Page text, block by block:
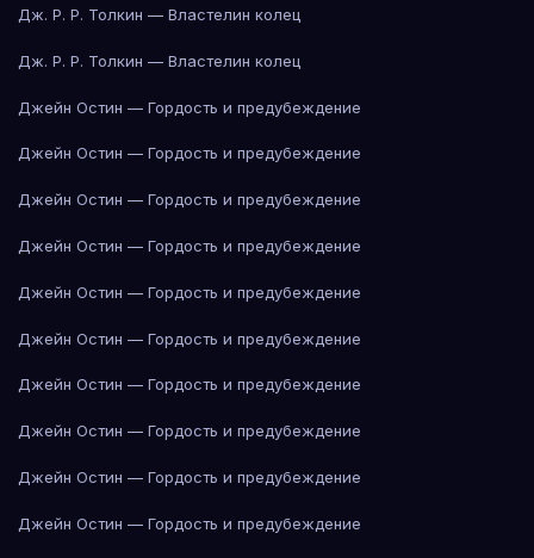
Дж. Р. Р. Толкин — Властелин колец
Дж. Р. Р. Толкин — Властелин колец
Джейн Остин — Гордость и предубеждение
Джейн Остин — Гордость и предубеждение
Джейн Остин — Гордость и предубеждение
Джейн Остин — Гордость и предубеждение
Джейн Остин — Гордость и предубеждение
Джейн Остин — Гордость и предубеждение
Джейн Остин — Гордость и предубеждение
Джейн Остин — Гордость и предубеждение
Джейн Остин — Гордость и предубеждение
Джейн Остин — Гордость и предубеждение